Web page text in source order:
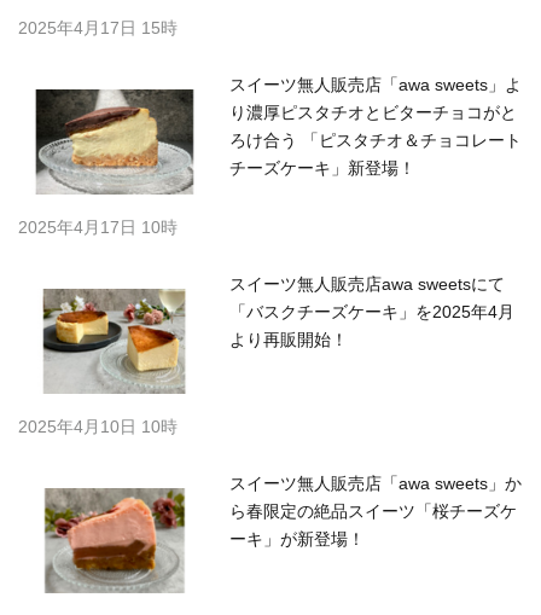
2025年4月17日 15時
スイーツ無人販売店「awa sweets」よ
り濃厚ピスタチオとビターチョコがと
ろけ合う 「ピスタチオ＆チョコレート
チーズケーキ」新登場！
2025年4月17日 10時
スイーツ無人販売店awa sweetsにて
「バスクチーズケーキ」を2025年4月
より再販開始！
2025年4月10日 10時
スイーツ無人販売店「awa sweets」か
ら春限定の絶品スイーツ「桜チーズケ
ーキ」が新登場！